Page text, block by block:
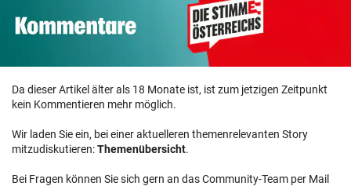
Da dieser Artikel älter als 18 Monate ist, ist zum jetzigen Zeitpunkt
kein Kommentieren mehr möglich.
Wir laden Sie ein, bei einer aktuelleren themenrelevanten Story
mitzudiskutieren:Themenübersicht.
Bei Fragen können Sie sich gern an das Community-Team per Mail